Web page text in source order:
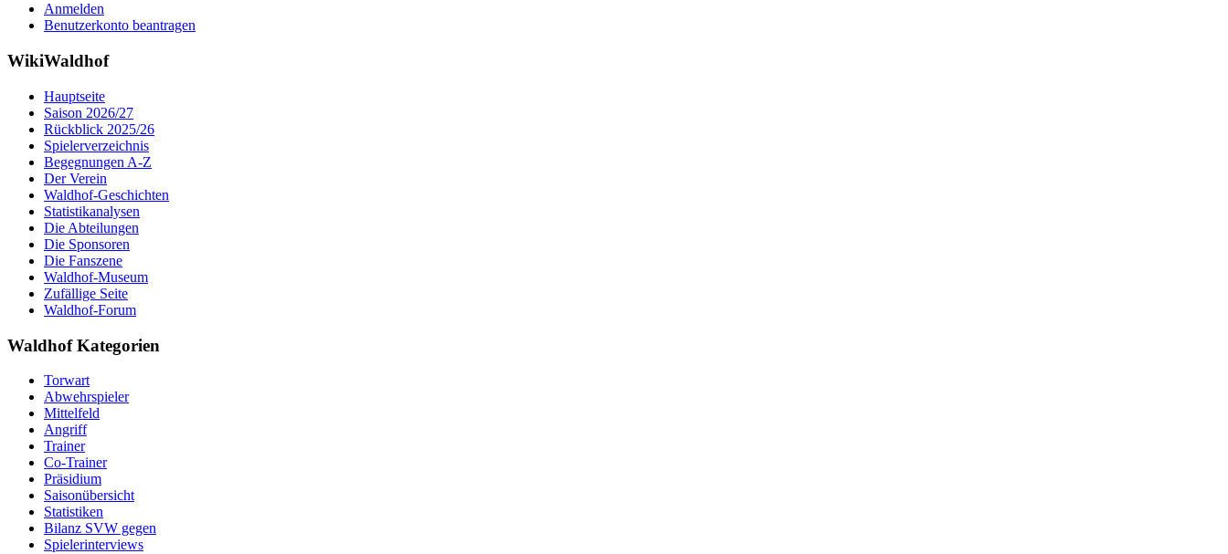
Anmelden
Benutzerkonto beantragen
WikiWaldhof
Hauptseite
Saison 2026/27
Rückblick 2025/26
Spielerverzeichnis
Begegnungen A-Z
Der Verein
Waldhof-Geschichten
Statistikanalysen
Die Abteilungen
Die Sponsoren
Die Fanszene
Waldhof-Museum
Zufällige Seite
Waldhof-Forum
Waldhof Kategorien
Torwart
Abwehrspieler
Mittelfeld
Angriff
Trainer
Co-Trainer
Präsidium
Saisonübersicht
Statistiken
Bilanz SVW gegen
Spielerinterviews